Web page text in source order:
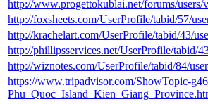
http://www.progettokublai.net/forums/users/
http://foxsheets.com/UserProfile/tabid/57/
http://krachelart.com/UserProfile/tabid/43/
http://phillipsservices.net/UserProfile/tabid/
http://wiznotes.com/UserProfile/tabid/84/
https://www.tripadvisor.com/ShowTopic-